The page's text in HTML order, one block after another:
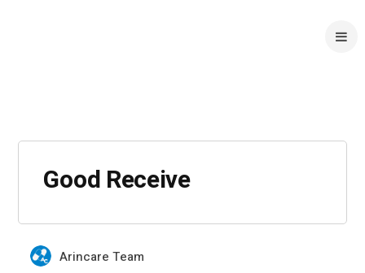
Good Receive
Arincare Team